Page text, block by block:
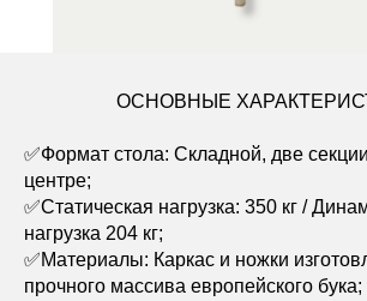
ОСНОВНЫЕ
✅Формат стола: Складной, две
центре;
✅Статическая нагрузка: 350 кг /
нагрузка 204 кг;
✅Материалы: Каркас и ножки
прочного массива европейского бука;